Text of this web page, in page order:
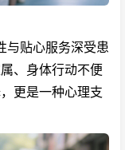
与贴心服务深受患
、身体行动不便
更是一种心理支